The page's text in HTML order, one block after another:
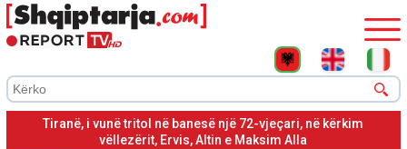
Tiranë, shpërthimi në portën e banesës së 72-vjeçarit, vetëm
dëme materiale